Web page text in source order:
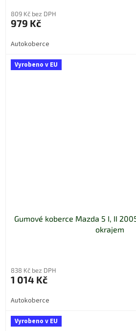
809 Kč bez DPH
979 Kč
Autokoberce
Vyrobeno v EU
Gumové koberce Mazda 5 I, II
okrajem
838 Kč bez DPH
1 014 Kč
Autokoberce
Vyrobeno v EU